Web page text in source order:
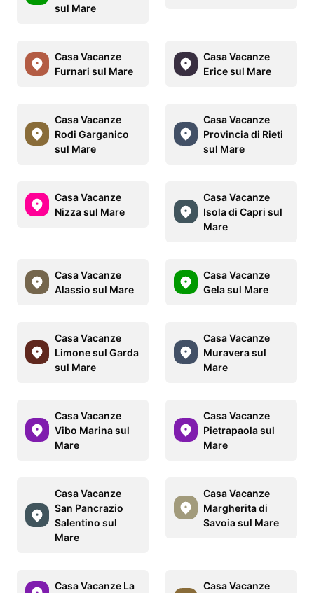
sul Mare
Casa Vacanze
Furnari sul Mare
Casa Vacanze
Erice sul Mare
Casa Vacanze
Rodi Garganico
sul Mare
Casa Vacanze
Provincia di Rieti
sul Mare
Casa Vacanze
Nizza sul Mare
Casa Vacanze
Isola di Capri sul
Mare
Casa Vacanze
Alassio sul Mare
Casa Vacanze
Gela sul Mare
Casa Vacanze
Limone sul Garda
sul Mare
Casa Vacanze
Muravera sul
Mare
Casa Vacanze
Vibo Marina sul
Mare
Casa Vacanze
Pietrapaola sul
Mare
Casa Vacanze
San Pancrazio
Salentino sul
Mare
Casa Vacanze
Margherita di
Savoia sul Mare
Casa Vacanze La
Casa Vacanze